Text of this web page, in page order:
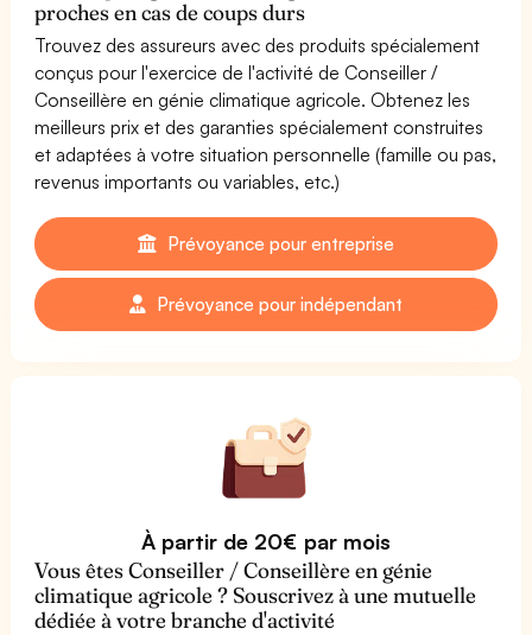
proches en cas de coups durs
Trouvez des assureurs avec des produits spécialement
conçus pour l'exercice de l'activité de Conseiller /
Conseillère en génie climatique agricole. Obtenez les
meilleurs prix et des garanties spécialement construites
et adaptées à votre situation personnelle (famille ou pas,
revenus importants ou variables, etc.)
Prévoyance pour entreprise
Prévoyance pour indépendant
À partir de 20€ par mois
Vous êtes Conseiller / Conseillère en génie
climatique agricole ? Souscrivez à une mutuelle
dédiée à votre branche d'activité